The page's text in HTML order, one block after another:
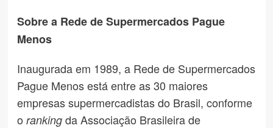
Sobre a Rede de Supermercados Pague
Menos
Inaugurada em 1989, a Rede de Supermercados
Pague Menos está entre as 30 maiores
empresas supermercadistas do Brasil, conforme
o rankingda Associação Brasileira de